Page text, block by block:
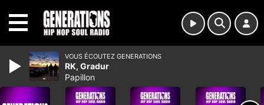
VOUS ÉCOUTEZ GENERATIONS
RK, Gradur
Papillon